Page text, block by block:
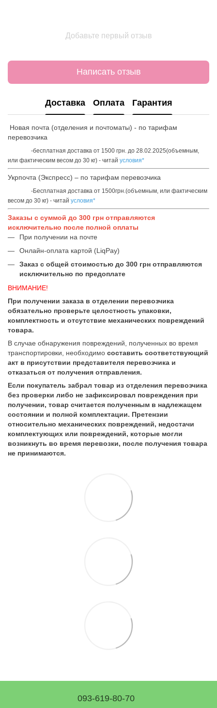
Добавьте первый отзыв
Написать отзыв
Доставка Оплата Гарантия
Новая почта (отделения и почтоматы) - по тарифам
перевозчика
-бесплатная доставка от 1500 грн. до 28.02.2025(объемным,
или фактическим весом до 30 кг) - читай условия*
Укрпочта (Экспресс) – по тарифам перевозчика
-Бесплатная доставка от 1500грн.(объемным, или фактическим
весом до 30 кг) - читай условия*
Заказы с суммой до 300 грн отправляются
исключительно после полной оплаты
При получении на почте
Онлайн-оплата картой (LiqPay)
Заказ с общей стоимостью до 300 грн отправляются
исключительно по предоплате
ВНИМАНИЕ!
При получении заказа в отделении перевозчика
обязательно проверьте целостность упаковки,
комплектность и отсутствие механических повреждений
товара.
В случае обнаружения повреждений, полученных во время
транспортировки, необходимо составить соответствующий
акт в присутствии представителя перевозчика и
отказаться от получения отправления.
Если покупатель забрал товар из отделения перевозчика
без проверки либо не зафиксировал повреждения при
получении, товар считается полученным в надлежащем
состоянии и полной комплектации. Претензии
относительно механических повреждений, недостачи
комплектующих или повреждений, которые могли
возникнуть во время перевозки, после получения товара
не принимаются.
093-619-80-70